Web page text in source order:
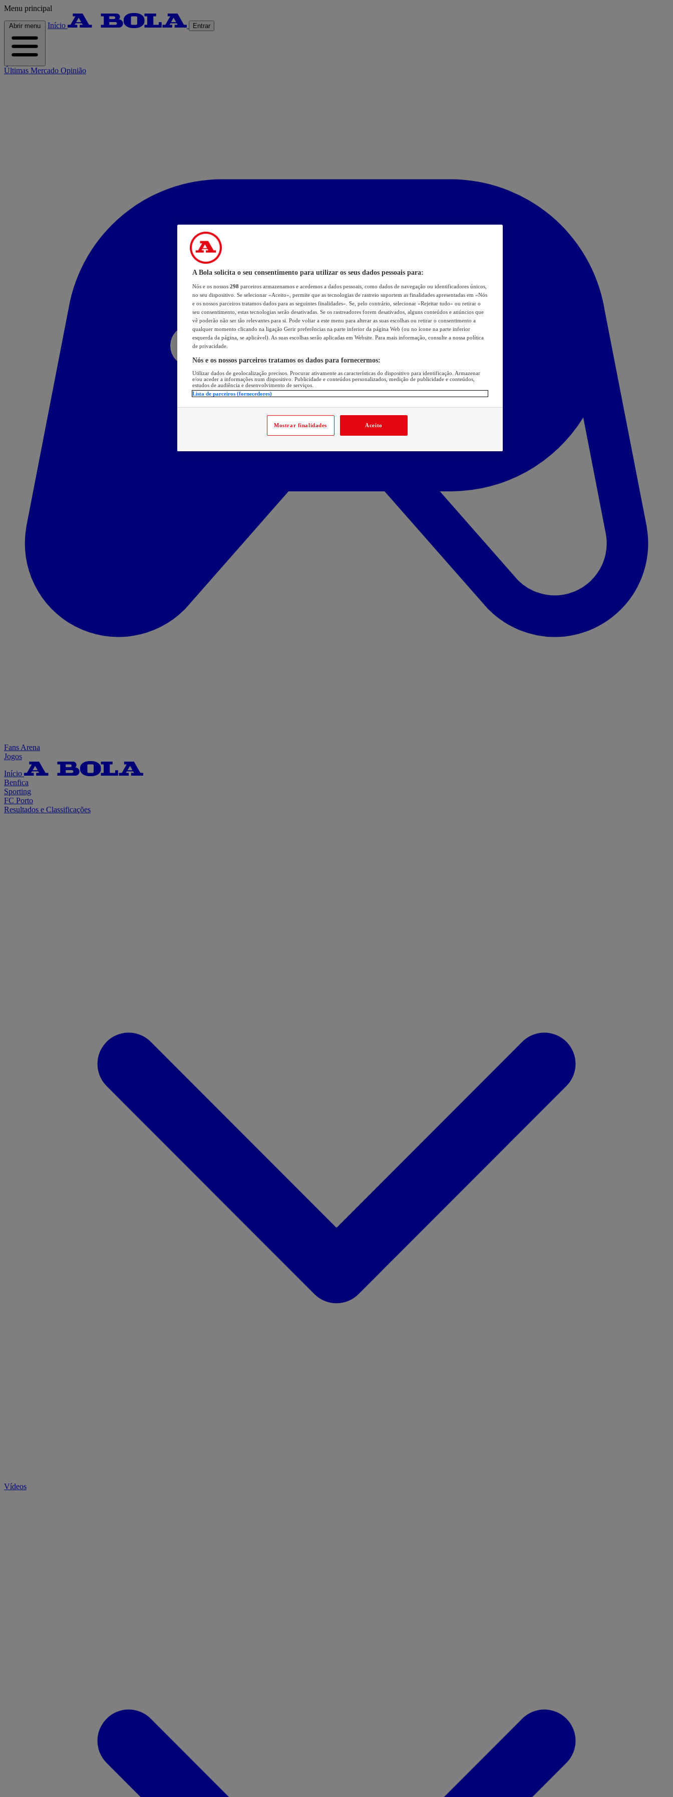
Menu principal
Abrir menu Início Entrar
Últimas Mercado Opinião
Fans Arena
Jogos
Início
Benfica
Sporting
FC Porto
Resultados e Classificações
Vídeos
A Bola solicita o seu consentimento para utilizar os seus dados pessoais para:
Nós e os nossos 298 parceiros armazenamos e acedemos a dados pessoais, como dados de navegação ou identificadores únicos,
no seu dispositivo. Se selecionar «Aceito», permite que as tecnologias de rastreio suportem as finalidades apresentadas em «Nós
e os nossos parceiros tratamos dados para as seguintes finalidades». Se, pelo contrário, selecionar «Rejeitar tudo» ou retirar o
seu consentimento, estas tecnologias serão desativadas. Se os rastreadores forem desativados, alguns conteúdos e anúncios que
vê poderão não ser tão relevantes para si. Pode voltar a este menu para alterar as suas escolhas ou retirar o consentimento a
qualquer momento clicando na ligação Gerir preferências na parte inferior da página Web (ou no ícone na parte inferior
esquerda da página, se aplicável). As suas escolhas serão aplicadas em Website. Para mais informação, consulte a nossa política
de privacidade.
Nós e os nossos parceiros tratamos os dados para fornecermos:
Utilizar dados de geolocalização precisos. Procurar ativamente as características do dispositivo para identificação. Armazenar
e/ou aceder a informações num dispositivo. Publicidade e conteúdos personalizados, medição de publicidade e conteúdos,
estudos de audiência e desenvolvimento de serviços.
Lista de parceiros (fornecedores)
Mostrar finalidades Aceito